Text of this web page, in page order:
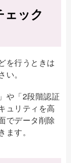
ェック
を行うときは
。
や「2段階認証
ュリティを高
でデータ削除
す。